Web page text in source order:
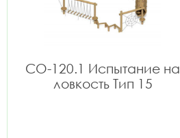
СО-120.1 Испытание на
ловкость Тип 15